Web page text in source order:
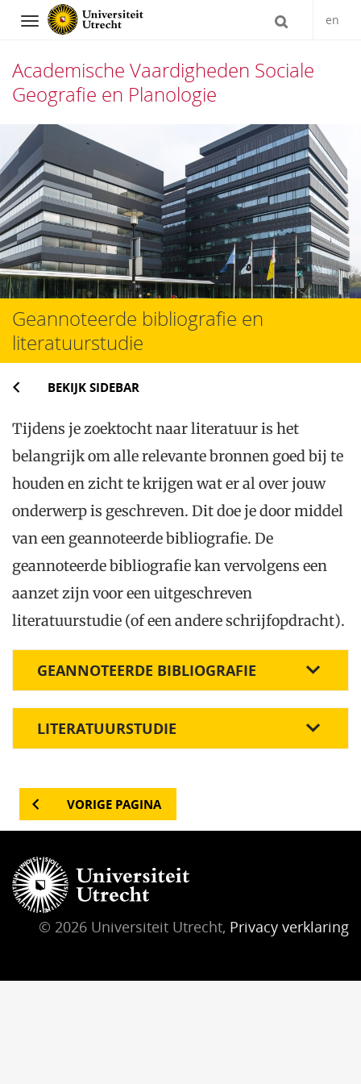
Navigation en
Academische Vaardigheden Sociale
Geografie en Planologie
Direct
naar
het
inhoud
Geannoteerde bibliografie en
literatuurstudie
BEKIJK SIDEBAR
Tijdens je zoektocht naar literatuur is het
belangrijk om alle relevante bronnen goed bij te
houden en zicht te krijgen wat er al over jouw
onderwerp is geschreven. Dit doe je door middel
van een geannoteerde bibliografie. De
geannoteerde bibliografie kan vervolgens een
aanzet zijn voor een uitgeschreven
literatuurstudie (of een andere schrijfopdracht).
GEANNOTEERDE BIBLIOGRAFIE
LITERATUURSTUDIE
VORIGE PAGINA
© 2026 Universiteit Utrecht, Privacy verklaring